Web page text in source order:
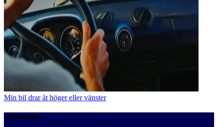
Min bil drar åt höger eller vänster
Autobutler